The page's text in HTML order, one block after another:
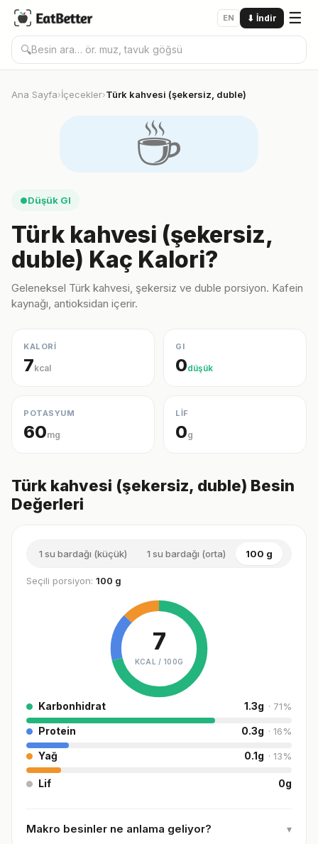
EN ⬇ İndir ☰
🔍
Ana Sayfa›İçecekler›Türk kahvesi (şekersiz, duble)
☕️
●Düşük GI
Türk kahvesi (şekersiz,
duble) Kaç Kalori?
Geleneksel Türk kahvesi, şekersiz ve duble porsiyon. Kafein
kaynağı, antioksidan içerir.
KALORİ
7kcal
GI
0düşük
POTASYUM
60mg
LİF
0g
Türk kahvesi (şekersiz, duble) Besin
Değerleri
1 su bardağı (küçük) 1 su bardağı (orta) 100 g
Seçili porsiyon: 100 g
7
KCAL / 100G
Karbonhidrat 1.3g · 71%
Protein 0.3g · 16%
Yağ 0.1g · 13%
Lif 0g
Makro besinler ne anlama geliyor? ▾